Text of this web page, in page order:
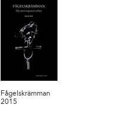
Fågelskrämman
2015